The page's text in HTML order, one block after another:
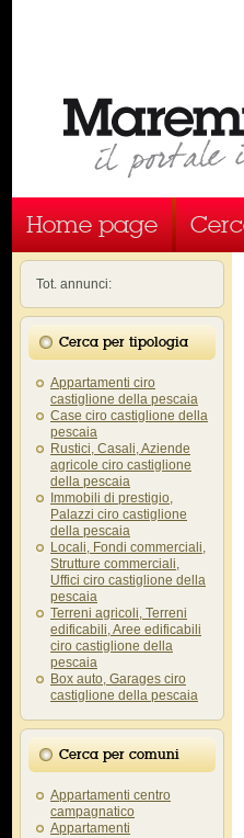
Home page
Tot. annunci:
Cerca per tipologia
Appartamenti ciro
castiglione della pescaia
Case ciro castiglione della
pescaia
Rustici, Casali, Aziende
agricole ciro castiglione
della pescaia
Immobili di prestigio,
Palazzi ciro castiglione
della pescaia
Locali, Fondi commerciali,
Strutture commerciali,
Uffici ciro castiglione della
pescaia
Terreni agricoli, Terreni
edificabili, Aree edificabili
ciro castiglione della
pescaia
Box auto, Garages ciro
castiglione della pescaia
Cerca per comuni
Appartamenti centro
campagnatico
Appartamenti